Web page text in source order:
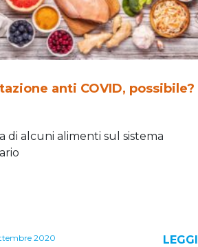
anti COVID, possibile?
di alcuni alimenti sul sistema
2020 LEGGI